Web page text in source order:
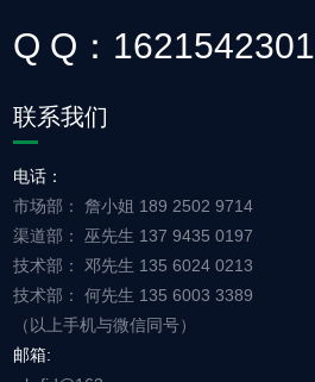
Q Q：1621542301
联系我们
电话：
市场部： 詹小姐 189 2502 9714
渠道部： 巫先生 137 9435 0197
技术部： 邓先生 135 6024 0213
技术部： 何先生 135 6003 3389
（以上手机与微信同号）
邮箱: